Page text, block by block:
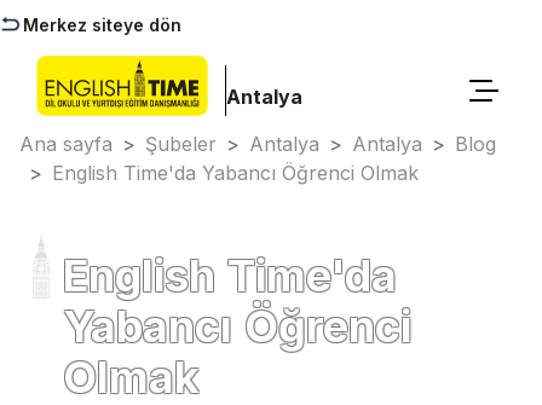
Merkez siteye dön
Antalya
Ana sayfa > Şubeler > Antalya > Antalya > Blog
> English Time'da Yabancı Öğrenci Olmak
English Time'da
Yabancı Öğrenci
Olmak